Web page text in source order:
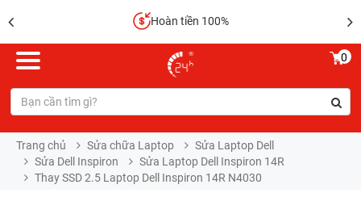
Hoàn tiền 100%
0
Trang chủ Sửa chữa Laptop
Sửa Laptop Dell
Sửa Dell Inspiron
Sửa Laptop Dell Inspiron 14R
Thay SSD 2.5 Laptop Dell Inspiron 14R N4030